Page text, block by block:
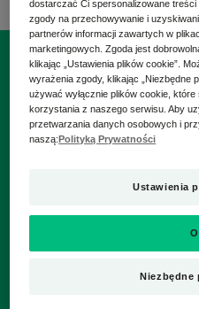
“Podczas
drapaniu się po
lekkie
zbyt
regularnie.
dostarczać Ci spersonalizowane treści
zgody na przechowywanie i
partnerów informacji zawartych w
marketingowych. Zgoda jest
klikając „Ustawienia plików cookie”.
wyrażenia zgody, klikając „Niezbędne
używać wyłącznie plików cookie, które
korzystania z naszego serwisu. Aby
przetwarzania danych osobowych i
naszą:Polityką Prywatności
Ustawienia
Niezbędne